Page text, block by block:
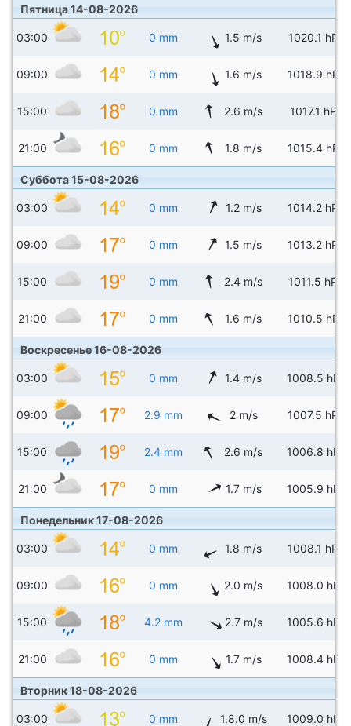
Пятница 14-08-2026
03:00 0 mm 1.5 m/s 1020.1 hPa
09:00 0 mm 1.6 m/s 1018.9 hPa
15:00 0 mm 2.6 m/s 1017.1 hPa
21:00 0 mm 1.8 m/s 1015.4 hPa
Суббота 15-08-2026
03:00 0 mm 1.2 m/s 1014.2 hPa
09:00 0 mm 1.5 m/s 1013.2 hPa
15:00 0 mm 2.4 m/s 1011.5 hPa
21:00 0 mm 1.6 m/s 1010.5 hPa
Воскресенье 16-08-2026
03:00 0 mm 1.4 m/s 1008.5 hPa
09:00 2.9 mm 2 m/s 1007.5 hPa
15:00 2.4 mm 2.6 m/s 1006.8 hPa
21:00 0 mm 1.7 m/s 1005.9 hPa
Понедельник 17-08-2026
03:00 0 mm 1.8 m/s 1008.1 hPa
09:00 0 mm 2.0 m/s 1008.0 hPa
15:00 4.2 mm 2.7 m/s 1005.6 hPa
21:00 0 mm 1.7 m/s 1008.4 hPa
Вторник 18-08-2026
03:00 0 mm 1.8.0 m/s 1009.0 hPa